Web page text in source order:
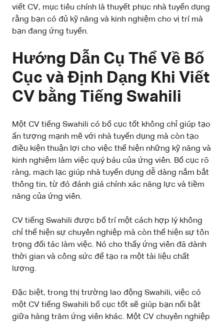
viết CV, mục tiêu chính là thuyết phục nhà tuyển dụng
rằng bạn có đủ kỹ năng và kinh nghiệm cho vị trí mà
bạn đang ứng tuyển.
Hướng Dẫn Cụ Thể Về Bố
Cục và Định Dạng Khi Viết
CV bằng Tiếng Swahili
Một CV tiếng Swahili có bố cục tốt không chỉ giúp tạo
ấn tượng mạnh mẽ với nhà tuyển dụng mà còn tạo
điều kiện thuận lợi cho việc thể hiện những kỹ năng và
kinh nghiệm làm việc quý báu của ứng viên. Bố cục rõ
ràng, mạch lạc giúp nhà tuyển dụng dễ dàng nắm bắt
thông tin, từ đó đánh giá chính xác năng lực và tiềm
năng của ứng viên.
CV tiếng Swahili được bố trí một cách hợp lý không
chỉ thể hiện sự chuyên nghiệp mà còn thể hiện sự tôn
trọng đối tác làm việc. Nó cho thấy ứng viên đã dành
thời gian và công sức để tạo ra một tài liệu chất
lượng.
Đặc biệt, trong thị trường lao động Swahili, việc có
một CV tiếng Swahili bố cục tốt sẽ giúp bạn nổi bật
giữa hàng trăm ứng viên khác. Một CV chuyên nghiệp